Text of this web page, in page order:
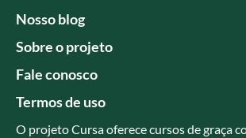
Nosso blog
Sobre o projeto
Fale conosco
Termos de uso
O projeto Cursa oferece cursos de graça